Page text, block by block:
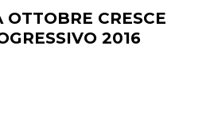
OTTOBRE CRESCE
2016